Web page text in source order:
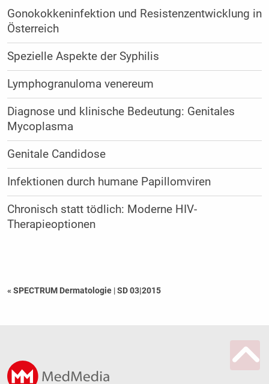
Gonokokkeninfektion und Resistenzentwicklung in
Österreich
Spezielle Aspekte der Syphilis
Lymphogranuloma venereum
Diagnose und klinische Bedeutung: Genitales
Mycoplasma
Genitale Candidose
Infektionen durch humane Papillomviren
Chronisch statt tödlich: Moderne HIV-
Therapieoptionen
« SPECTRUM Dermatologie |SD 03|2015